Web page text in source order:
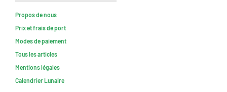
Propos de nous
Prix et frais de port
Modes de paiement
Tous les articles
Mentions légales
Calendrier Lunaire